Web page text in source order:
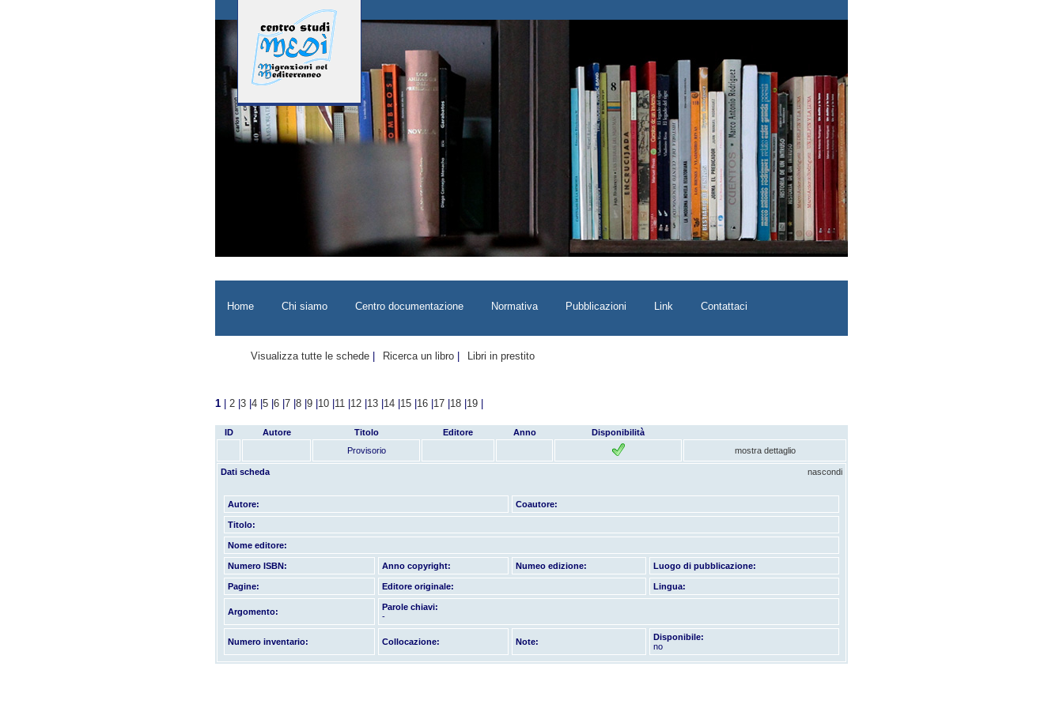
Home Chi siamo Centro documentazione Normativa Pubblicazioni Link Contattaci
Visualizza tutte le schede Ricerca un libro Libri in prestito
1 2 3 4 5 6 7 8 9 10 11 12 13 14 15 16 17 18 19
ID Autore Titolo Editore Anno
Disponibilità
Provisorio
mostra dettaglio
Dati scheda nascondi
Autore: Coautore:
Titolo:
Nome editore:
Numero ISBN: Anno copyright: Numeo edizione: Luogo di pubblicazione:
Pagine: Editore originale: Lingua:
Argomento:
Parole chiavi:
-
Numero inventario: Collocazione: Note:
Disponibile:
no